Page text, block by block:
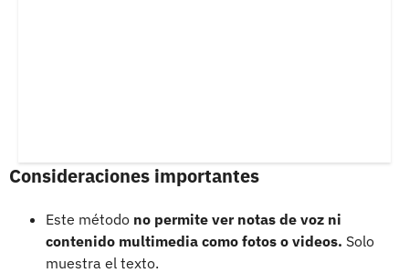
Consideraciones importantes
Este método no permite ver notas de voz ni
contenido multimedia como fotos o videos. Solo
muestra el texto.